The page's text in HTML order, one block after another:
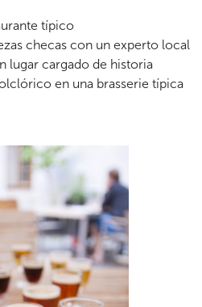
típico
checas con un experto local
lugar cargado de historia
en una brasserie típica